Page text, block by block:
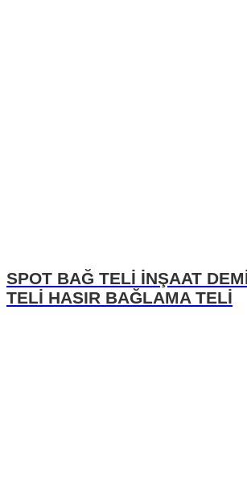
SPOT BAĞ TELİ İNŞAAT
TELİ HASIR BAĞLAMA TELİ